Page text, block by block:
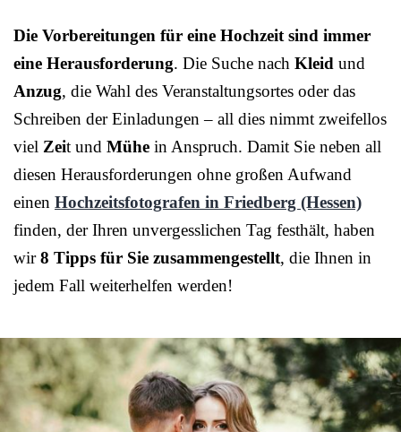
Die Vorbereitungen für eine Hochzeit sind immer
eine Herausforderung. Die Suche nach Kleid und
Anzug, die Wahl des Veranstaltungsortes oder das
Schreiben der Einladungen – all dies nimmt zweifellos
viel Zeit und Mühe in Anspruch. Damit Sie neben all
diesen Herausforderungen ohne großen Aufwand
einen Hochzeitsfotografen in Friedberg (Hessen)
finden, der Ihren unvergesslichen Tag festhält, haben
wir8 Tipps für Sie zusammengestellt, die Ihnen in
jedem Fall weiterhelfen werden!